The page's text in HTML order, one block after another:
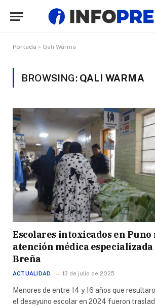
Portada » Qali Warma
BROWSING: QALI WARMA
Escolares intoxicados en
atención médica especializada
Breña
ACTUALIDAD 13 de julio de 2025
Menores de entre 14 y 16 años que
el desayuno escolar en 2024 fueron